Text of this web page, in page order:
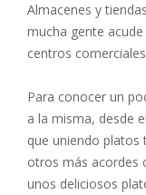
Almacenes y
mucha gente
centros
Para conocer un
a la misma, desde
que uniendo platos
otros más acordes
unos deliciosos